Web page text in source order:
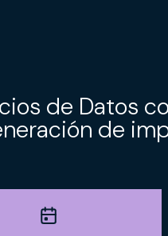
de Datos
de